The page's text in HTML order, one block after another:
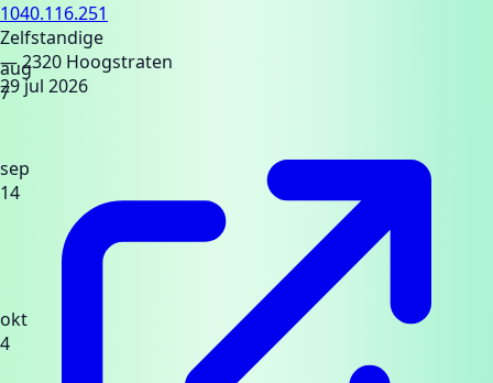
aug
7
sep
14
okt
4
1040.116.251
Zelfstandige
— 2320 Hoogstraten
29 jul 2026